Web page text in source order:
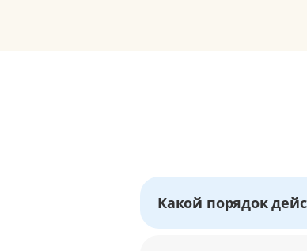
Какой порядок